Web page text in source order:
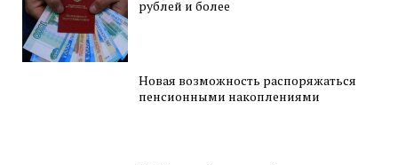
рублей и более
Новая возможность распоряжаться
пенсионными накоплениями